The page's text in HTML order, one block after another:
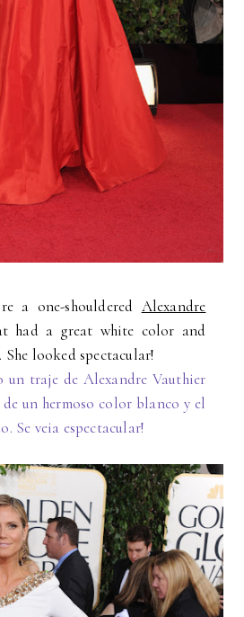
a one-shouldered Alexandre
had a great white color and
looked spectacular!
traje de Alexandre Vauthier
un hermoso color blanco y el
Se veia espectacular!